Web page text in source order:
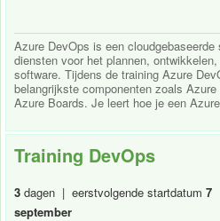
Azure DevOps is een
diensten voor het plannen,
software. Tijdens de training Azure
belangrijkste componenten zoals
Azure Boards. Je leert hoe je een
Training DevOps
3 dagen | eerstvolgende startdatum 7
september